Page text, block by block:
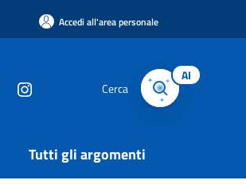
Accedi all'area personale
Cerca
AI
Tutti gli argomenti